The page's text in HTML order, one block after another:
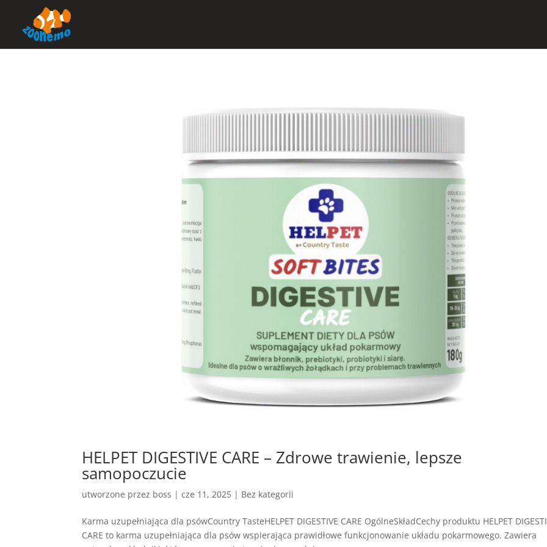
HELPET DIGESTIVE CARE – Zdrowe trawienie, lepsze
samopoczucie
utworzone przez boss |cze 11, 2025 | Bez kategorii
Karma uzupełniająca dla psówCountry TasteHELPET DIGESTIVE CARE OgólneSkładCechy produktu HELPET
CARE to karma uzupełniająca dla psów wspierająca prawidłowe funkcjonowanie układu pokarmowego. Zawiera